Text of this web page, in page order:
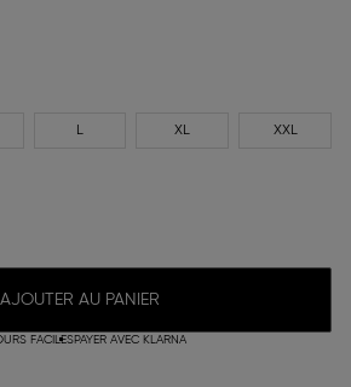
L XL XXL
AJOUTER AU PANIER
FACILESPAYER AVEC KLARNA